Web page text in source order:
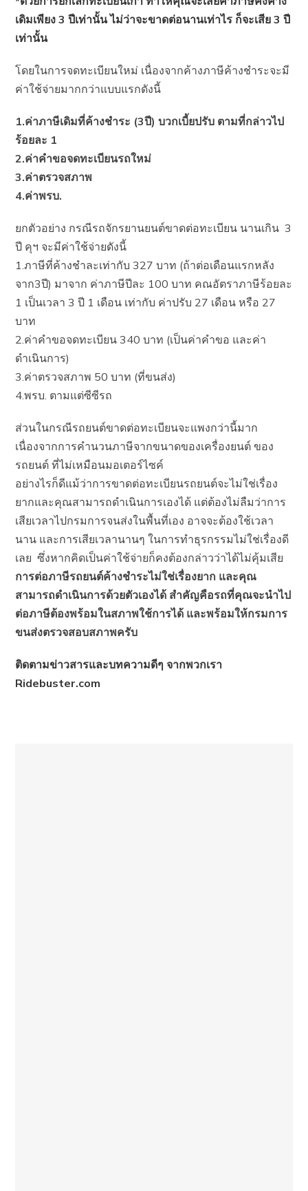
เดิมเพียง 3 ปีเท่านั้น ไม่ว่าจะขาดต่อนานเท่าไร ก็จะเสีย 3 ปี
เท่านั้น
โดยในการจดทะเบียนใหม่ เนื่องจากค้างภาษีค้างชำระจะมี
ค่าใช้จ่ายมากกว่าแบบแรกดังนี้
1.ค่าภาษีเดิมที่ค้างชำระ (3ปี) บวกเบี้ยปรับ ตามที่กล่าวไป
ร้อยละ 1
2.ค่าคำขอจดทะเบียนรถใหม่
3.ค่าตรวจสภาพ
4.ค่าพรบ.
ยกตัวอย่าง กรณีรถจักรยานยนต์ขาดต่อทะเบียน นานเกิน 3
ปี คุฯ จะมีค่าใช้จ่ายดังนี้
1.ภาษีที่ค้างชำละเท่ากับ 327 บาท (ถ้าต่อเดือนแรกหลัง
จาก3ปี) มาจาก ค่าภาษีปีละ 100 บาท คณอัตราภาษีร้อยละ
1 เป็นเวลา 3 ปี 1 เดือน เท่ากับ ค่าปรับ 27 เดือน หรือ 27
บาท
2.ค่าคำขอจดทะเบียน 340 บาท (เป็นค่าคำขอ และค่า
ดำเนินการ)
3.ค่าตรวจสภาพ 50 บาท (ที่ขนส่ง)
4.พรบ. ตามแต่ซีซีรถ
ส่วนในกรณีรถยนต์ขาดต่อทะเบียนจะแพงกว่านี้มาก
เนื่องจากการคำนวนภาษีจากขนาดของเครื่องยนต์ ของ
รถยนต์ ที่ไม่เหมือนมอเตอร์ไซค์
อย่างไรก็ดีแม้ว่าการขาดต่อทะเบียนรถยนต์จะไม่ใช่เรื่อง
ยากและคุณสามารถดำเนินการเองได้ แต่ต้องไม่ลืมว่าการ
เสียเวลาไปกรมการจนส่งในพื้นที่เอง อาจจะต้องใช้เวลา
นาน และการเสียเวลานานๆ ในการทำธุรกรรมไม่ใช่เรื่องดี
เลย ซึ่งหากคิดเป็นค่าใช้จ่ายก็คงต้องกล่าวว่าได้ไม่คุ้มเสีย
การต่อภาษีรถยนต์ค้างชำระไม่ใช่เรื่องยาก และคุณ
สามารถดำเนินการด้วยตัวเองได้ สำคัญคือรถที่คุณจะนำไป
ต่อภาษีต้องพร้อมในสภาพใช้การได้ และพร้อมให้กรมการ
ขนส่งตรวจสอบสภาพครับ
ติดตามข่าวสารและบทความดีๆ จากพวกเรา
Ridebuster.com